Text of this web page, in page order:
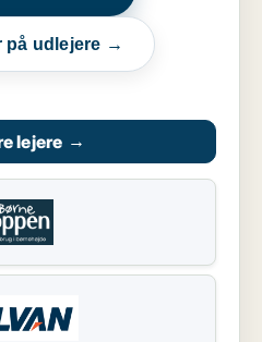
på udlejere →
lejere →